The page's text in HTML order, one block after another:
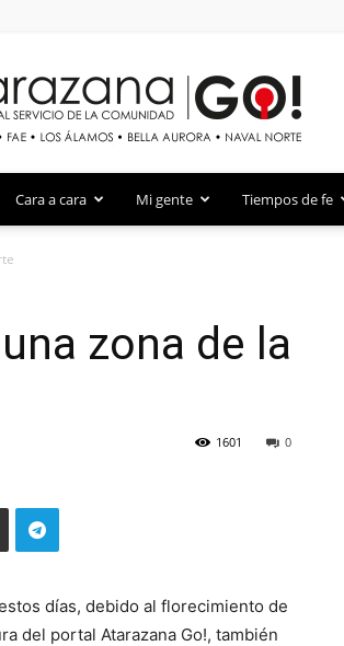
Atarazana Go!
Cara a cara Mi gente Tiempos de fe
zona de la
0
1601
días, debido al florecimiento de
del portal Atarazana Go!, también